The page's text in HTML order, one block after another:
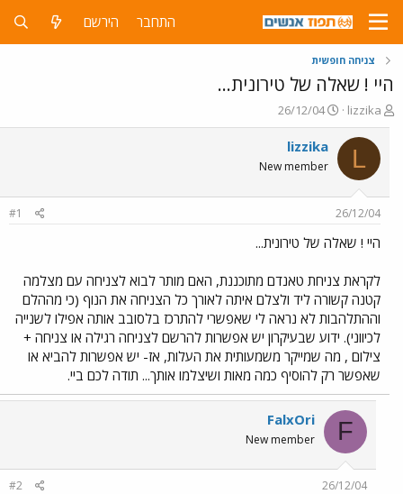
התחבר הירשם
צניחה חופשית
היי ! שאלה של טירונית...
פ
ו
ת
ח
ה
ש
א
lizzika
פ
ו
ר
ם
ר
26/12/04
L
lizzika
New member
26/12/04
#1
היי ! שאלה של טירונית...
לקראת צניחת טאנדם מתוכננת, האם מותר לבוא לצניחה עם מצלמה
קטנה קשורה ליד ולצלם איתה לאורך כל הצניחה את הנוף (כי מההלם
וההתלהבות לא נראה לי שאפשרי להתרכז בלסובב אותה אפילו לשנייה
לכיווני). ידוע שבעיקרון יש אפשרות להרשם לצניחה רגילה או צניחה +
צילום , מה שמייקר משמעותית את העלות, אז- יש אפשרות להביא או
שאפשר רק להוסיף כמה מאות ושיצלמו אותך... תודה לכם ביי.
F
FalxOri
New member
26/12/04
#2